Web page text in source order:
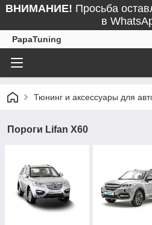
ВНИМАНИЕ! Просьба
в
PapaTuning
Тюнинг и аксессуары для
Пороги Lifan X60